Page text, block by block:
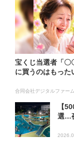
宝くじ当選者「〇
に買うのはもった
合同会社デジタルファー
【
選…